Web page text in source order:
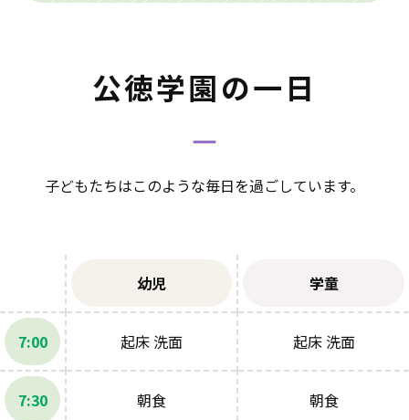
公徳学園の一日
子どもたちはこのような毎日を過ごしています。
幼児 学童
7:00 起床 洗面 起床 洗面
7:30 朝食 朝食